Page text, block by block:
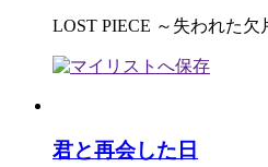
LOST PIECE ～失われた欠
君と再会した日